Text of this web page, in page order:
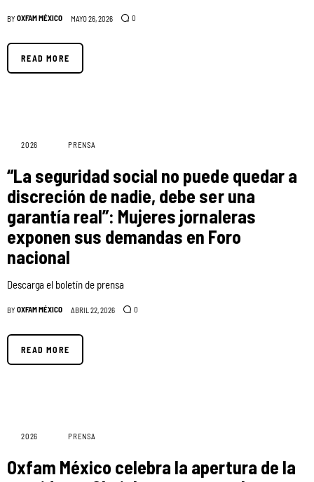
BY OXFAM MÉXICO MAYO 26, 2026 0
READ MORE
2026 PRENSA
“La seguridad social no puede quedar a
discreción de nadie, debe ser una
garantía real”: Mujeres jornaleras
exponen sus demandas en Foro
nacional
Descarga el boletín de prensa
BY OXFAM MÉXICO ABRIL 22, 2026 0
READ MORE
2026 PRENSA
Oxfam México celebra la apertura de la